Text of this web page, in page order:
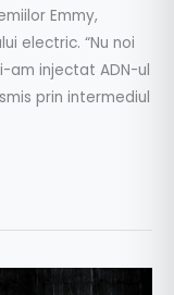
Emmy,
electric. “Nu noi
am injectat ADN-ul
prin intermediul